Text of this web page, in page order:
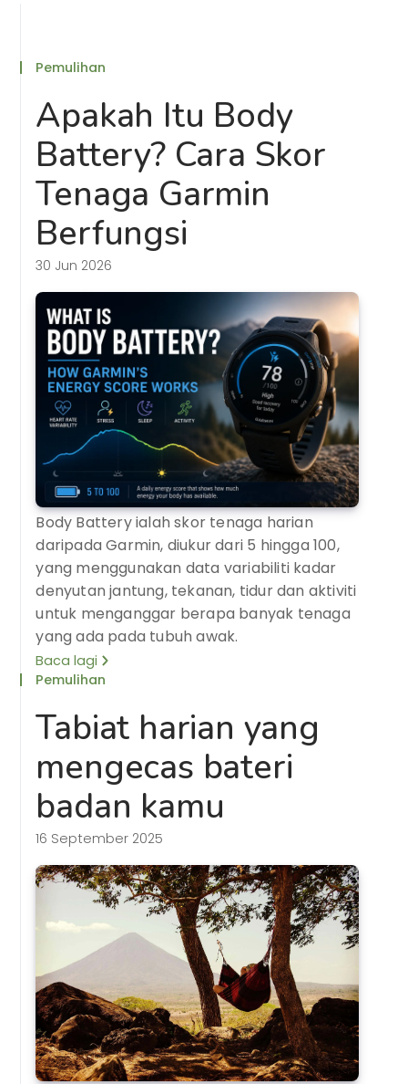
Pemulihan
Apakah Itu Body
Battery? Cara Skor
Tenaga Garmin
Berfungsi
30 Jun 2026
Body Battery ialah skor tenaga harian
daripada Garmin, diukur dari 5 hingga 100,
yang menggunakan data variabiliti kadar
denyutan jantung, tekanan, tidur dan aktiviti
untuk menganggar berapa banyak tenaga
yang ada pada tubuh awak.
Baca lagi
Pemulihan
Tabiat harian yang
mengecas bateri
badan kamu
16 September 2025